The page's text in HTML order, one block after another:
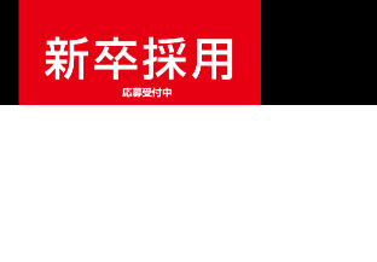
販売価格¥2,420（税込）